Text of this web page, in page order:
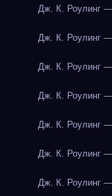
Дж. К. Роулинг —
Дж. К. Роулинг —
Дж. К. Роулинг —
Дж. К. Роулинг —
Дж. К. Роулинг —
Дж. К. Роулинг —
Дж. К. Роулинг —